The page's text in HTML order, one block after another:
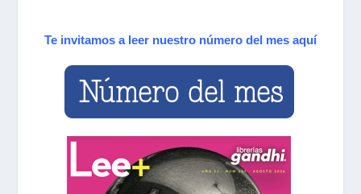
Te invitamos a leer nuestro número del mes aquí